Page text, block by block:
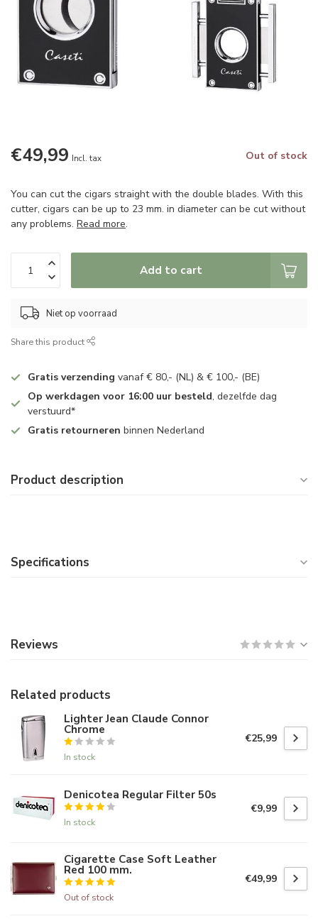
€49,99 Incl. tax Out of stock
You can cut the cigars straight with the double blades. With this
cutter, cigars can be up to 23 mm. in diameter can be cut without
any problems. Read more.
Add to cart
Niet op voorraad
Share this product
Gratis verzending vanaf € 80,- (NL) & € 100,- (BE)
Op werkdagen voor 16:00 uur besteld, dezelfde dag
verstuurd*
Gratis retourneren binnen Nederland
Product description
Specifications
Reviews
Related products
Lighter Jean Claude Connor
Chrome
In stock
€25,99
Denicotea Regular Filter 50s
In stock
€9,99
Cigarette Case Soft Leather
Red 100 mm.
Out of stock
€49,99